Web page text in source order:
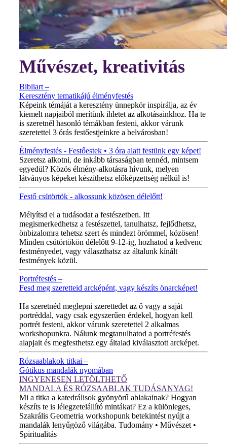
Művészet, kreativitás
Bibliart –
Keresztény tematikájú élményfestés
Képeink témáját a keresztény ünnepkör inspirálja, az év
kiemelt napjaiból merítünk ihletet az alkotásainkhoz. Ha te
is szeretnél hasonló témákban festeni, akkor várunk
szeretettel 3 órás festőestjeinkre a belvárosban!
Élményfestés - Festőestek • 3 óra alatt festünk egy képet!
Szeretsz alkotni, de inkább társaságban tennéd, mintsem
egyedül? Közös élmény-alkotásra hívunk, melyen
látványos képeket készíthetsz előképzettség nélkül is!
Festő csütörtök - alkossunk közösen délelőtt!
Mélyítsd el a tudásodat a festészetben. Itt
megismerkedhetsz a festészettel, tanulhatsz, fejlődhetsz,
önbizalomra tehetsz szert és mindezt örömmel, közösen!
Minden csütörtökön délelőtt 9-12-ig, hozhatod a kedvenc
festményedet, vagy választhatsz az általunk kínált
festmények közül.
Portréfestés –
Fesd meg szeretteid arcképént, vagy készíts önarcképet!
Ha szeretnéd meglepni szerettedet az ő vagy a saját
portréddal, vagy csak egyszerűen érdekel, hogyan kell
portrét festeni, akkor várunk szeretettel 2 alkalmas
workshopunkra. Nálunk megtanulhatod a portréfestés
alapjait és megfesthetsz egy általad kiválasztott arcképet.
Rózsaablakok titkai –
Gótikus mandalák nyomában
INGYENESEN LETÖLTHETŐ
MANDALA ÉS RÓZSAABLAK TUDÁSANYAG!
Mi a titka a katedrálisok gyönyörű ablakainak? Hogyan
készíts te is lélegzetelállító mintákat? Ez a különleges,
Szakrális Geometria workshopunk betekintést nyújt a
mandalák lenyűgöző világába. Tudomány • Művészet •
Spiritualitás